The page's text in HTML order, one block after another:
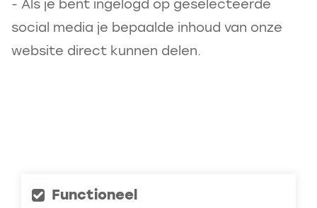
- Als je bent ingelogd op geselecteerde
social media je bepaalde inhoud van onze
website direct kunnen delen.
Functioneel